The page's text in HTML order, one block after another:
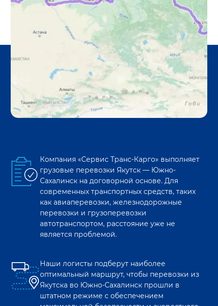
Компания «Сервис Транс-Карго» выполняет
грузовые перевозки Якутск — Южно-
Сахалинск на договорной основе. Для
современных транспортных средств, таких
как авиаперевозки, железнодорожные
перевозки и грузоперевозки
автотранспортом, расстояние уже не
является проблемой.
Наши логисты подберут наиболее
оптимальный маршрут, чтобы перевозки из
Якутска во Южно-Сахалинск прошли в
штатном режиме с обеспечением